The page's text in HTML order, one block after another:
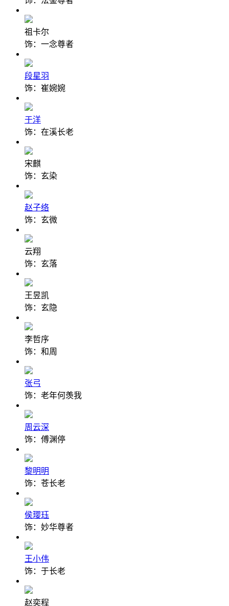
祖卡尔
饰：一念尊者
段星羽
饰：崔婉婉
于洋
饰：在溪长老
宋麒
饰：玄染
赵子络
饰：玄微
云翔
饰：玄落
王昱凯
饰：玄隐
李哲序
饰：和周
张弓
饰：老年何羡我
周云深
饰：傅渊停
黎明明
饰：苍长老
侯璎珏
饰：妙华尊者
王小伟
饰：于长老
赵奕程